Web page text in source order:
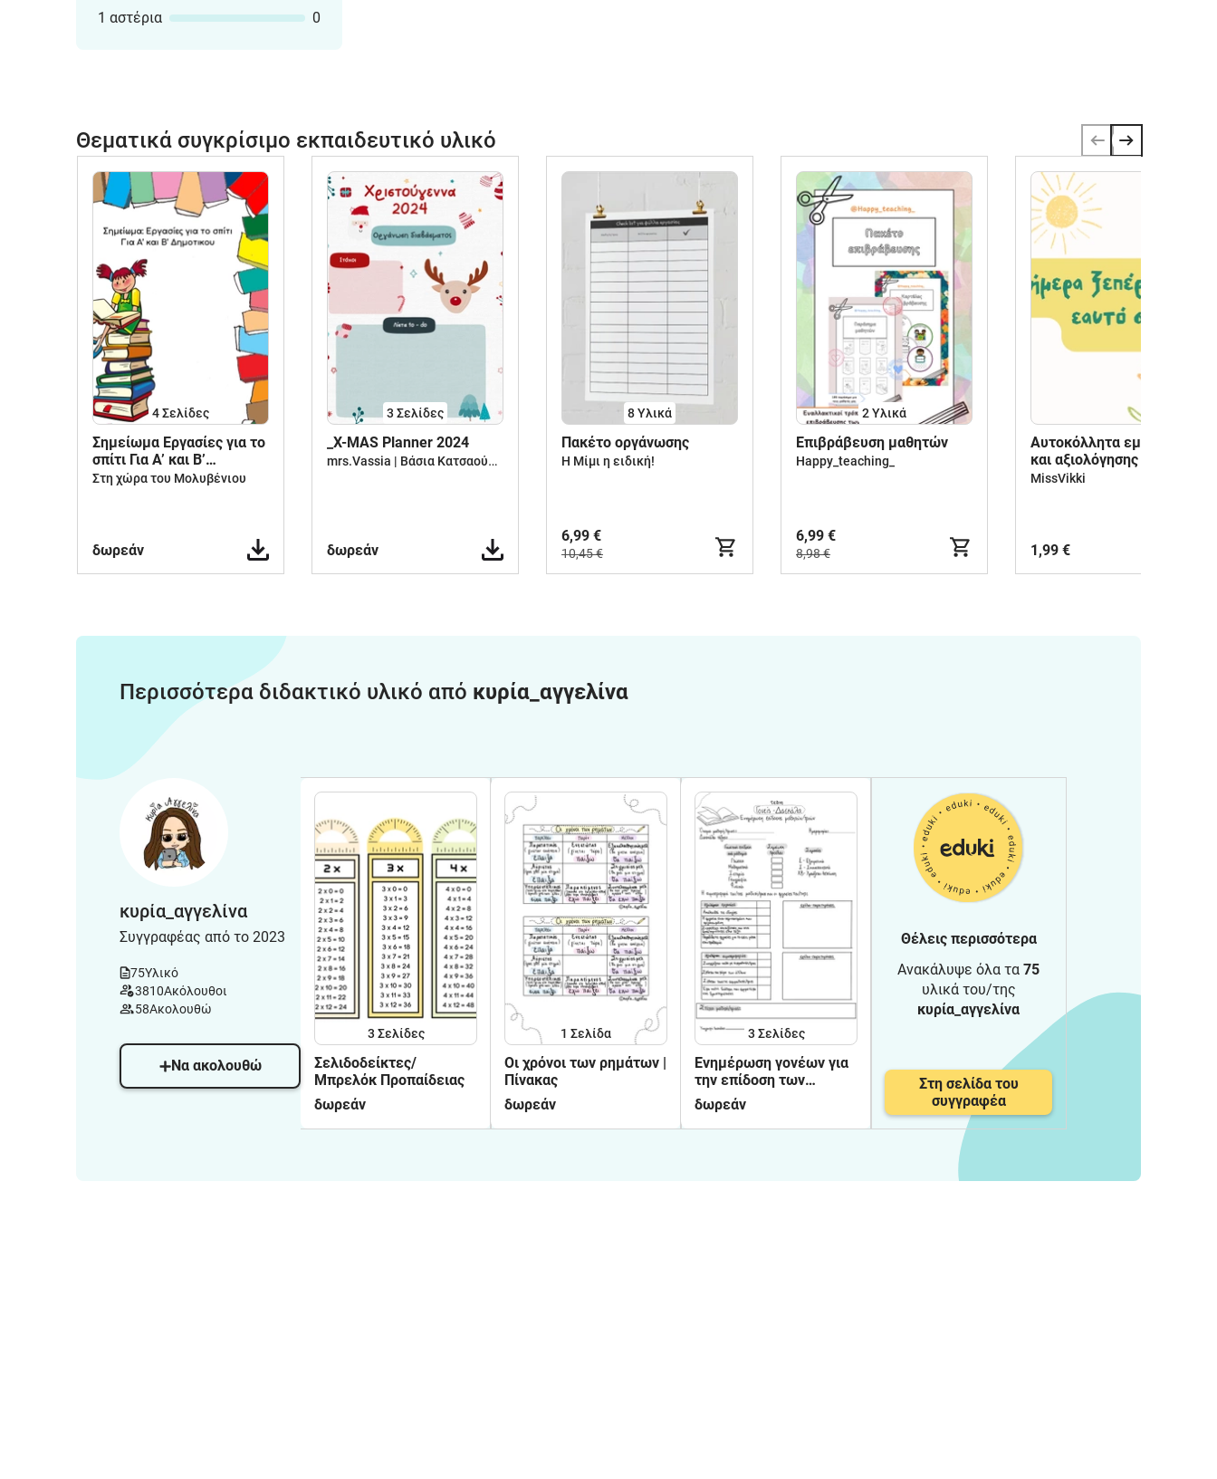
1 αστέρια
0
Θεματικά συγκρίσιμο εκπαιδευτικό υλικό
4Σελίδες
Σημείωμα Εργασίες για το
σπίτι Για Α’ και Β’
Δημοτικου
Στη χώρα του Μολυβένιου
δωρεάν
3 Σελίδες
_X-MAS Planner 2024
mrs.Vassia | Βάσια Κατσαούνου
δωρεάν
8 Υλικά
Πακέτο οργάνωσης
Η Μίμι η ειδική!
6,99 €
10,45 €
2 Υλικά
Επιβράβευση μαθητών
Happy_teaching_
6,99 €
8,98 €
Αυτοκόλλητα εμψύχωσης
και αξιολόγησης
MissVikki
1,99 €
Περισσότερα διδακτικό υλικό από κυρία_αγγελίνα
κυρία_αγγελίνα
Συγγραφέας από το 2023
75Υλικό
3810Ακόλουθοι
58Ακολουθώ
Να ακολουθώ
3 Σελίδες
Σελιδοδείκτες/
Μπρελόκ Προπαίδειας
δωρεάν
1 Σελίδα
Οι χρόνοι των ρημάτων |
Πίνακας
δωρεάν
3 Σελίδες
Ενημέρωση γονέων για
την επίδοση των
μαθητών/τριών
δωρεάν
Θέλεις περισσότερα
Ανακάλυψε όλα τα 75
υλικά του/της
κυρία_αγγελίνα
Στη σελίδα του
συγγραφέα